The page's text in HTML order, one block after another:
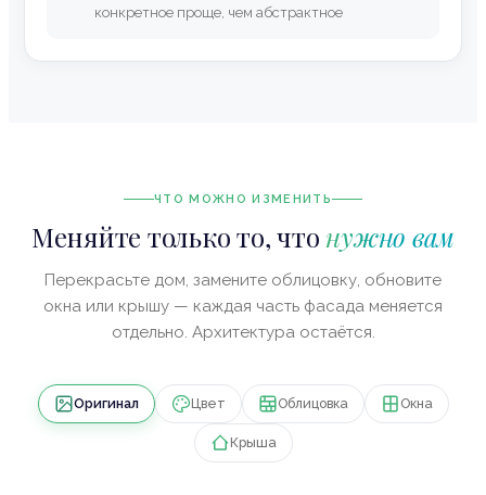
конкретное проще, чем абстрактное
ЧТО МОЖНО ИЗМЕНИТЬ
Меняйте только то, что нужно вам
Перекрасьте дом, замените облицовку, обновите
окна или крышу — каждая часть фасада меняется
отдельно. Архитектура остаётся.
Оригинал Цвет Облицовка Окна
Крыша